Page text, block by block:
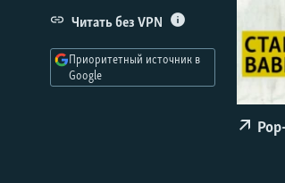
СЕВЕР.РЕАЛИИ
СИБИРЬ.РЕАЛИИ
РАСПИСАНИЕ ВЕЩАНИЯ
Читать без VPN
Приоритетный источник в
Google